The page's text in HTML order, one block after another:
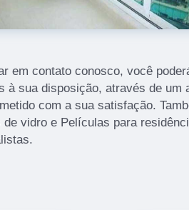
em contato conosco, você
à sua disposição, através de um
com a sua satisfação.
de vidro e Películas para